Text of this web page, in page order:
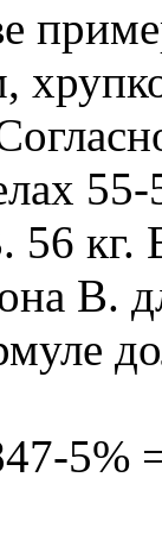
кг.
В.
5%